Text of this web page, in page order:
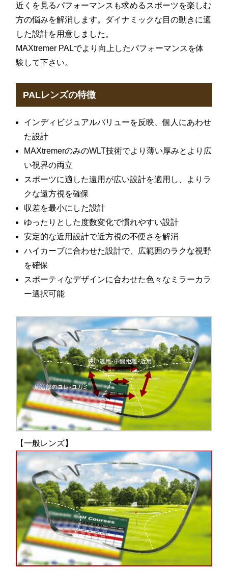
近くを見るパフォーマンスも求めるスポーツを楽しむ
方の悩みを解消します。ダイナミックな目の動きに適
した設計を用意しました。
MAXtremer PALでより向上したパフォーマンスを体
験して下さい。
PALレンズの特徴
インディビジュアルバリューを反映、個人にあわせ
た設計
MAXtremerのみのWLT技術でより薄い厚みとより広
い視界の両立
スポーツに適した遠用が広い設計を適用し、よりラ
クな遠方視を確保
収差を最小にした設計
ゆったりとした度数変化で慣れやすい設計
安定的な近用設計で近方視の不便さを解消
ハイカーブに合わせた設計で、広範囲のラクな視野
を確保
スポーティなデザインに合わせた色々なミラーカラ
ー選択可能
【一般レンズ】